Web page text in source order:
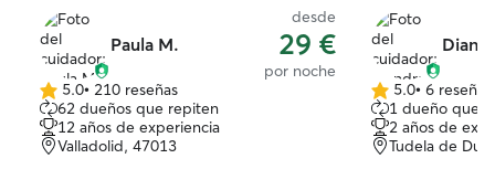
Paula M.
desde
29 €
por noche
5.0
de
5
estrellas
5.0• 210 reseñas
62 dueños que repiten
12 años de experiencia
Valladolid, 47013
5.0
de
5
estrellas
5.0• 6 reseñas
1 dueño que
2 años de
Tudela de